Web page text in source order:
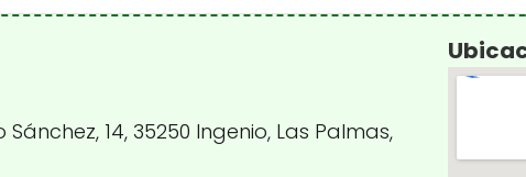
14, 35250 Ingenio, Las Palmas,